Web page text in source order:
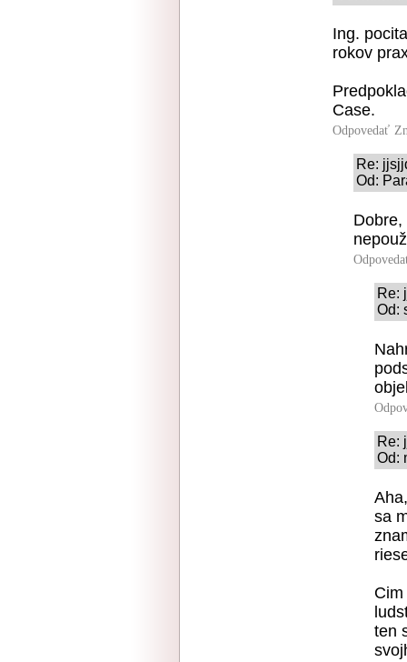
Ing.
rokov
Case.
Odpovedať
Re:
Od:
Re:
Od:
Re:
Od:
sa
ten